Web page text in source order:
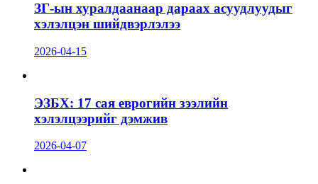
ЗГ-ын хуралдаанаар дараах асуудлуудыг
хэлэлцэн шийдвэрлэлээ
2026-04-15
ЭЗБХ: 17 сая еврогийн зээлийн
хэлэлцээрийг дэмжив
2026-04-07